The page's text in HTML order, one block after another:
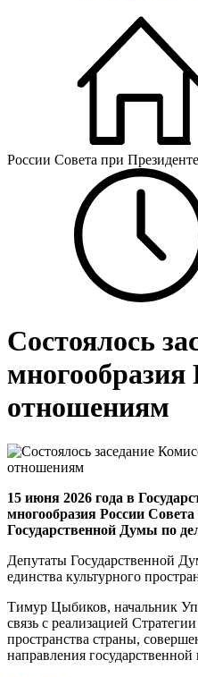
России Совета при
Состоялось
отношениям
15 июня 2026 года в
многообразия России
Государственной Думы по
Депутаты Государственной
единства культурного
Тимур Цыбиков, начальник
связь с реализацией
пространства страны,
направления